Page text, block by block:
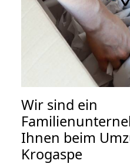
Wir sind ein
Ihnen beim
Krogaspe